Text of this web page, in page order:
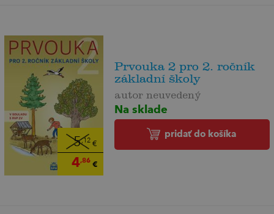
5,12€
4,86€
Prvouka 2 pro 2. ročník
základní školy
autor neuvedený
Na sklade
pridať do košíka